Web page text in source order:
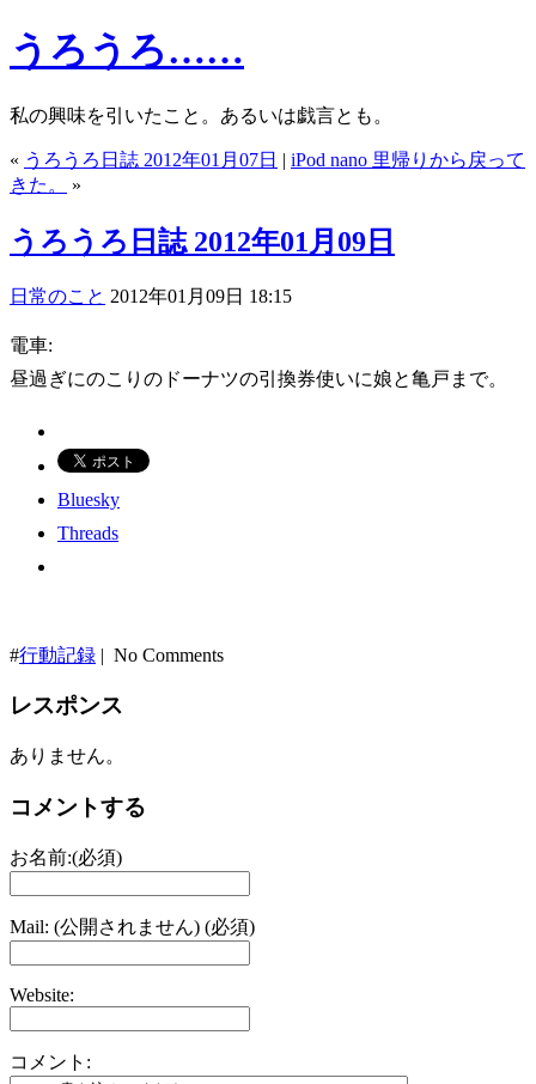
うろうろ……
私の興味を引いたこと。あるいは戯言とも。
« うろうろ日誌 2012年01月07日 | iPod nano 里帰りから戻って
きた。
»
うろうろ日誌 2012年01月09日
日常のこと 2012年01月09日 18:15
電車:
昼過ぎにのこりのドーナツの引換券使いに娘と亀戸まで。
Bluesky
Threads
#行動記録 | No Comments
レスポンス
ありません。
コメントする
お名前:(必須)
Mail: (公開されません) (必須)
Website:
コメント: